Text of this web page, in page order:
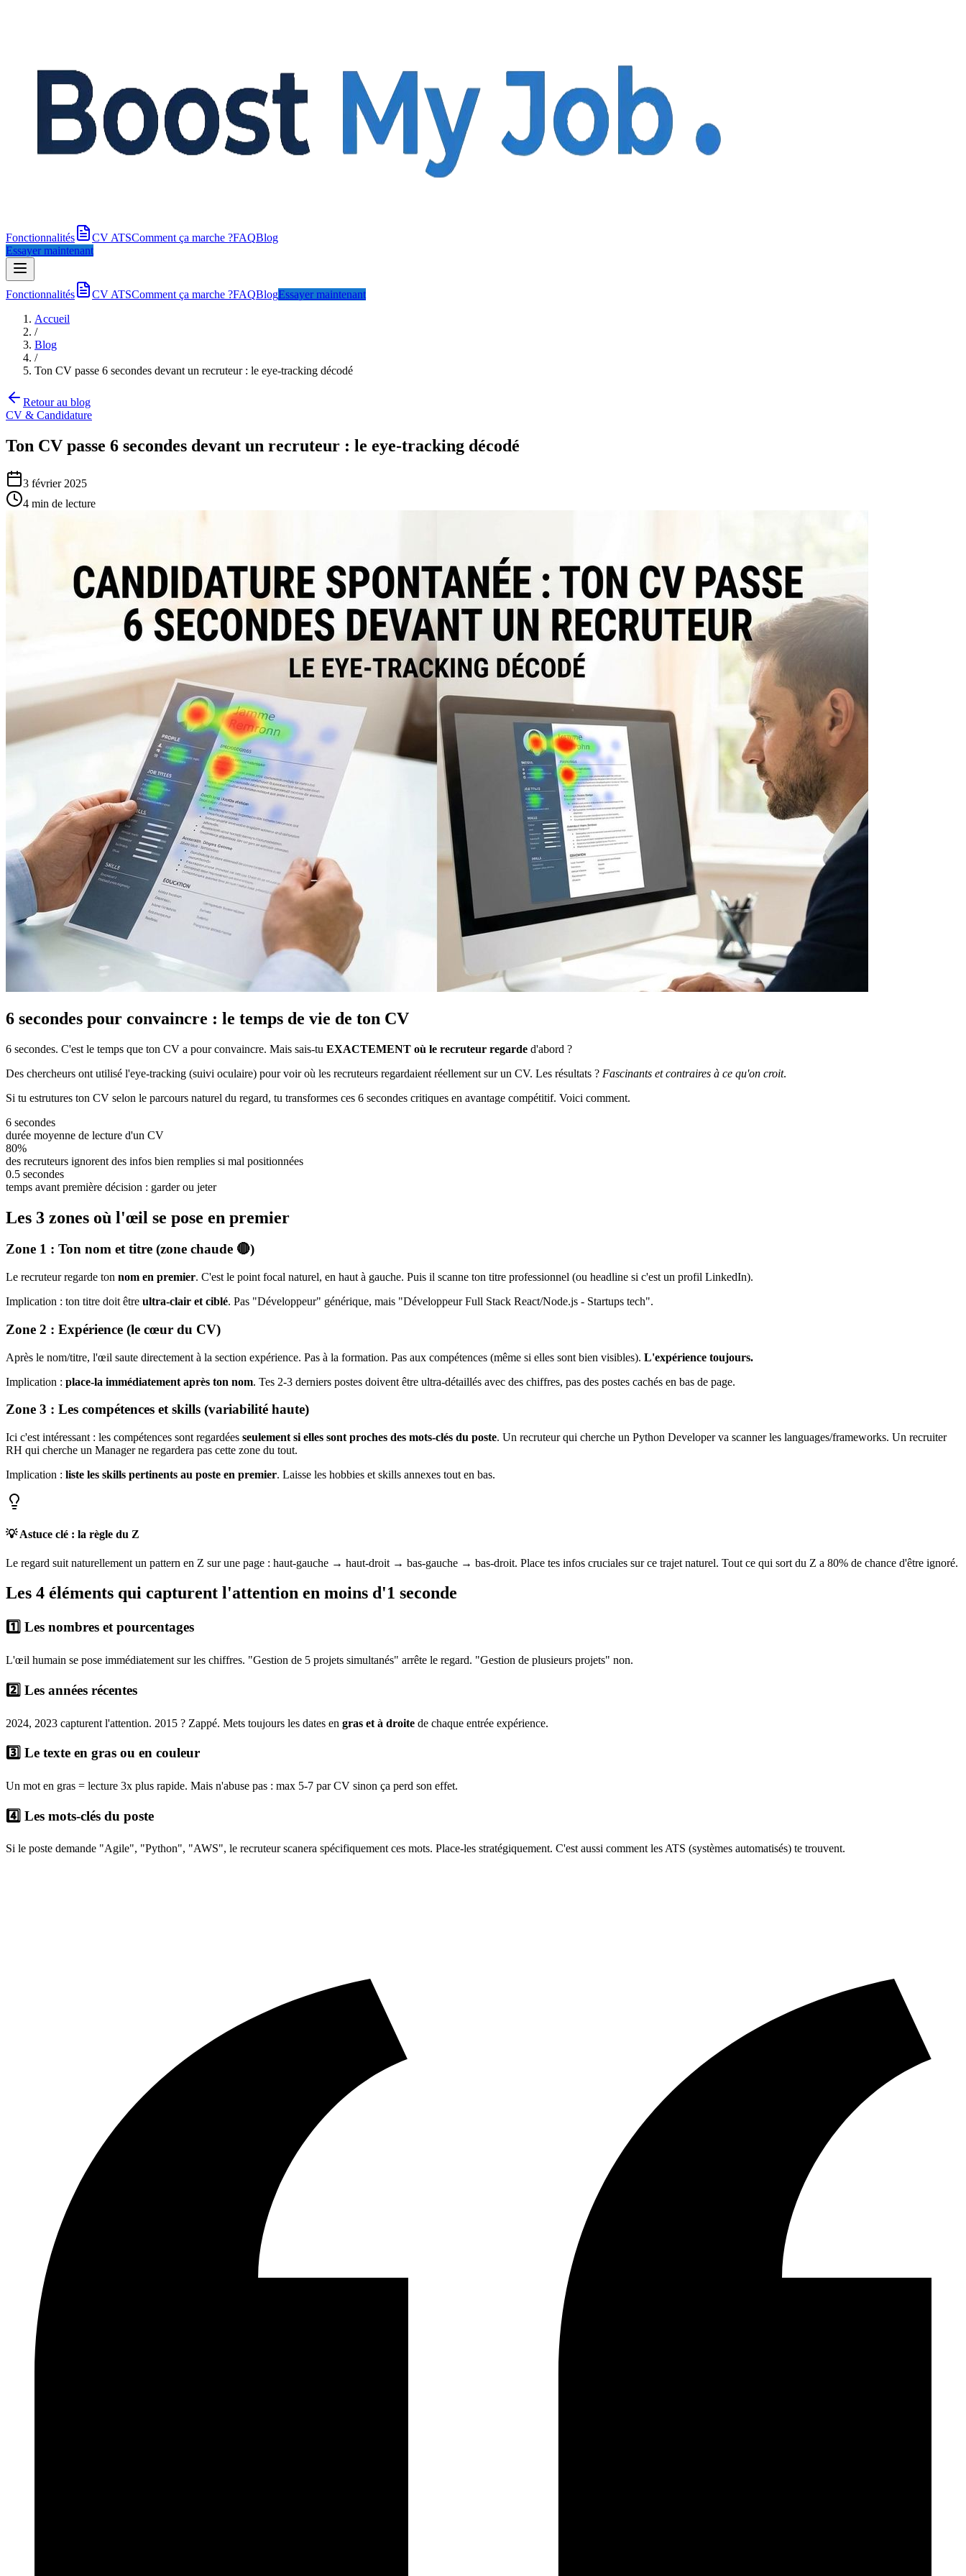
Fonctionnalités CV ATSComment ça marche ?FAQBlog
Essayer maintenant
Fonctionnalités CV ATSComment ça marche ?FAQBlogEssayer maintenant
Accueil
/
Blog
/
Ton CV passe 6 secondes devant un recruteur : le eye-tracking décodé
Retour au blog
CV & Candidature
Ton CV passe 6 secondes devant un recruteur : le eye-tracking décodé
3 février 2025
4 min de lecture
6 secondes pour convaincre : le temps de vie de ton CV
6 secondes. C'est le temps que ton CV a pour convaincre. Mais sais-tu EXACTEMENT où le recruteur regarde d'abord ?
Des chercheurs ont utilisé l'eye-tracking (suivi oculaire) pour voir où les recruteurs regardaient réellement sur un CV. Les résultats ? Fascinants et contraires à ce qu'on croit.
Si tu estrutures ton CV selon le parcours naturel du regard, tu transformes ces 6 secondes critiques en avantage compétitif. Voici comment.
6 secondes
durée moyenne de lecture d'un CV
80%
des recruteurs ignorent des infos bien remplies si mal positionnées
0.5 secondes
temps avant première décision : garder ou jeter
Les 3 zones où l'œil se pose en premier
Zone 1 : Ton nom et titre (zone chaude 🔴)
Le recruteur regarde ton nom en premier. C'est le point focal naturel, en haut à gauche. Puis il scanne ton titre professionnel (ou headline si c'est un profil LinkedIn).
Implication : ton titre doit être ultra-clair et ciblé. Pas "Développeur" générique, mais "Développeur Full Stack React/Node.js - Startups tech".
Zone 2 : Expérience (le cœur du CV)
Après le nom/titre, l'œil saute directement à la section expérience. Pas à la formation. Pas aux compétences (même si elles sont bien visibles). L'expérience toujours.
Implication : place-la immédiatement après ton nom. Tes 2-3 derniers postes doivent être ultra-détaillés avec des chiffres, pas des postes cachés en bas de page.
Zone 3 : Les compétences et skills (variabilité haute)
Ici c'est intéressant : les compétences sont regardées seulement si elles sont proches des mots-clés du poste. Un recruteur qui cherche un Python Developer va scanner les languages/frameworks. Un recruiter
RH qui cherche un Manager ne regardera pas cette zone du tout.
Implication : liste les skills pertinents au poste en premier. Laisse les hobbies et skills annexes tout en bas.
💡 Astuce clé : la règle du Z
Le regard suit naturellement un pattern en Z sur une page : haut-gauche → haut-droit → bas-gauche → bas-droit. Place tes infos cruciales sur ce trajet naturel. Tout ce qui sort du Z a 80% de chance d'être ignoré.
Les 4 éléments qui capturent l'attention en moins d'1 seconde
1️⃣ Les nombres et pourcentages
L'œil humain se pose immédiatement sur les chiffres. "Gestion de 5 projets simultanés" arrête le regard. "Gestion de plusieurs projets" non.
2️⃣ Les années récentes
2024, 2023 capturent l'attention. 2015 ? Zappé. Mets toujours les dates en gras et à droite de chaque entrée expérience.
3️⃣ Le texte en gras ou en couleur
Un mot en gras = lecture 3x plus rapide. Mais n'abuse pas : max 5-7 par CV sinon ça perd son effet.
4️⃣ Les mots-clés du poste
Si le poste demande "Agile", "Python", "AWS", le recruteur scanera spécifiquement ces mots. Place-les stratégiquement. C'est aussi comment les ATS (systèmes automatisés) te trouvent.